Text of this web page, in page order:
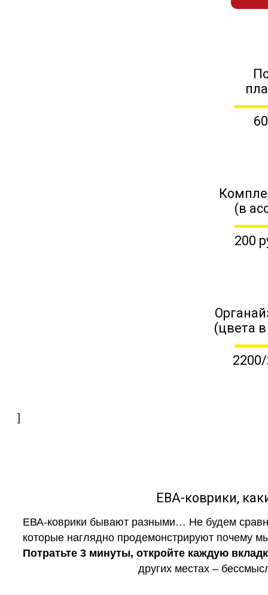
(в
200
(цвета
]
ЕВА-коврики,
ЕВА-коврики бывают разными… Не будем
которые наглядно продемонстрируют почему
Потратьте 3 минуты, откройте каждую
других местах –